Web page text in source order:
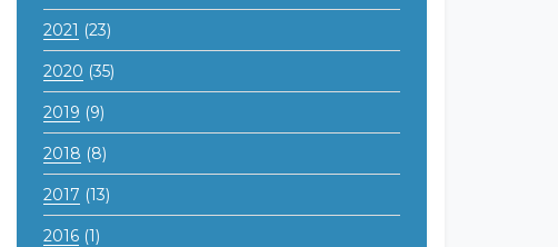
2021 (23)
2020 (35)
2019 (9)
2018 (8)
2017 (13)
2016(1)